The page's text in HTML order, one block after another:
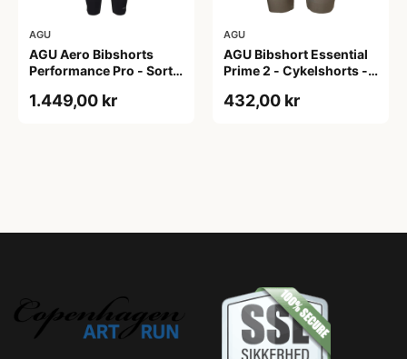
AGU
AGU Aero Bibshorts
Performance Pro - Sort -
1.449,00 kr
AGU
AGU Bibshort Essential
Prime 2 - Cykelshorts -
2XL
432,00 kr